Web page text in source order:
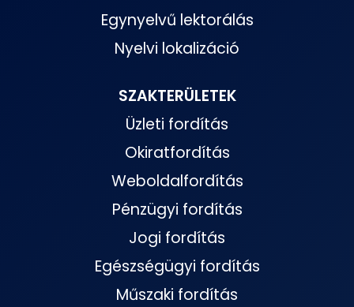
Egynyelvű lektorálás
Nyelvi lokalizáció
SZAKTERÜLETEK
Üzleti fordítás
Okiratfordítás
Weboldalfordítás
Pénzügyi fordítás
Jogi fordítás
Egészségügyi fordítás
Műszaki fordítás